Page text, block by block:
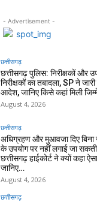
- Advertisement -
छत्तीसगढ़
छत्तीसगढ़ पुलिस: निरीक्षकों और
निरीक्षकों का तबादला, SP ने जारी
आदेश, जानिए किसे कहां मिली
August 4, 2026
छत्तीसगढ़
अधिग्रहण और मुआवजा दिए बिना
के उपयोग पर नहीं लगाई जा
छत्तीसगढ़ हाईकोर्ट ने क्यों कहा ऐसा
जानिए…
August 4, 2026
छत्तीसगढ़